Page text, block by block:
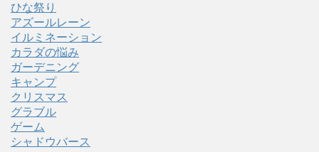
ひな祭り
アズールレーン
イルミネーション
カラダの悩み
ガーデニング
キャンプ
クリスマス
グラブル
ゲーム
シャドウバース